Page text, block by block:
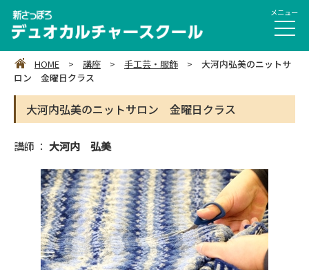
HOME > 講座 > 手工芸・服飾 > 大河内弘美のニットサ
ロン 金曜日クラス
大河内弘美のニットサロン 金曜日クラス
講師 ： 大河内 弘美